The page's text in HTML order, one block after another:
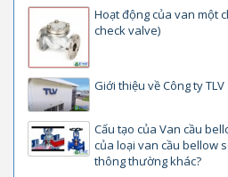
Hoạt động của van một
check valve)
Giới thiệu về Công ty TLV
Cấu tạo của Van cầu
của loại van cầu bellow
thông thường khác?